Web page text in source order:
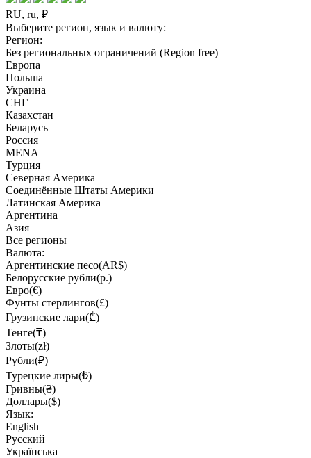
RU, ru, ₽
Выберите регион, язык и валюту:
Регион:
Без региональных ограничений (Region free)
Европа
Польша
Украина
СНГ
Казахстан
Беларусь
Россия
MENA
Турция
Северная Америка
Соединённые Штаты Америки
Латинская Америка
Аргентина
Азия
Все регионы
Валюта:
Аргентинские песо(AR$)
Белорусские рубли(р.)
Евро(€)
Фунты стерлингов(£)
Грузинские лари(₾)
Тенге(₸)
Злоты(zł)
Рубли(₽)
Турецкие лиры(₺)
Гривны(₴)
Доллары($)
Язык:
English
Русский
Українська